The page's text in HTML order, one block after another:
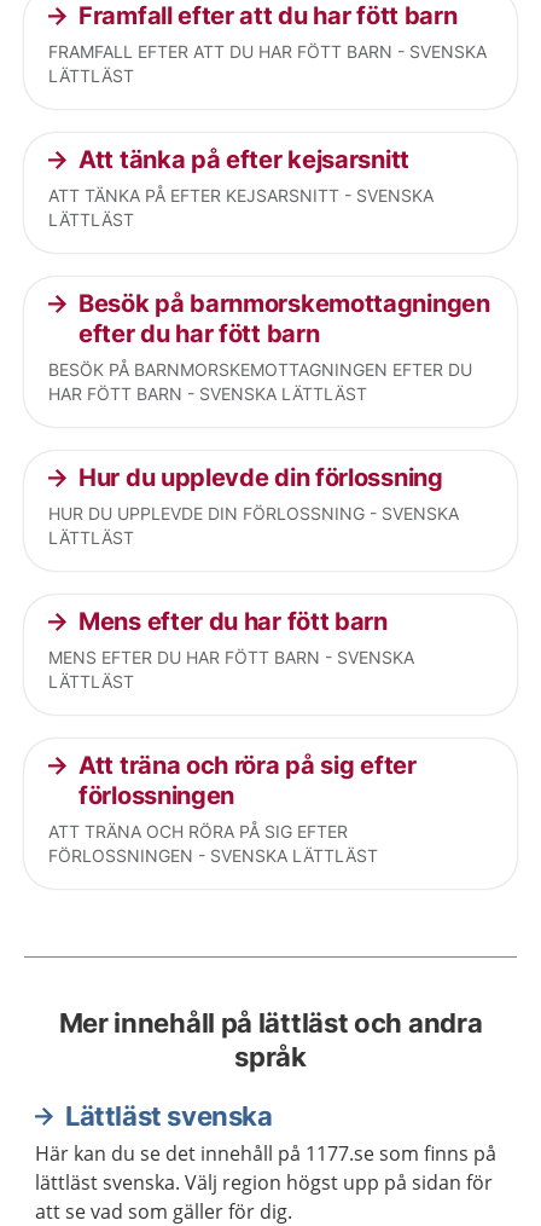
Framfall efter att du har fött barn
FRAMFALL EFTER ATT DU HAR FÖTT BARN - SVENSKA
LÄTTLÄST
Att tänka på efter kejsarsnitt
ATT TÄNKA PÅ EFTER KEJSARSNITT - SVENSKA
LÄTTLÄST
Besök på barnmorskemottagningen
efter du har fött barn
BESÖK PÅ BARNMORSKEMOTTAGNINGEN EFTER DU
HAR FÖTT BARN - SVENSKA LÄTTLÄST
Hur du upplevde din förlossning
HUR DU UPPLEVDE DIN FÖRLOSSNING - SVENSKA
LÄTTLÄST
Mens efter du har fött barn
MENS EFTER DU HAR FÖTT BARN - SVENSKA
LÄTTLÄST
Att träna och röra på sig efter
förlossningen
ATT TRÄNA OCH RÖRA PÅ SIG EFTER
FÖRLOSSNINGEN - SVENSKA LÄTTLÄST
Mer innehåll på lättläst och andra
språk
Lättläst svenska
Här kan du se det innehåll på 1177.se som finns på
lättläst svenska. Välj region högst upp på sidan för
att se vad som gäller för dig.